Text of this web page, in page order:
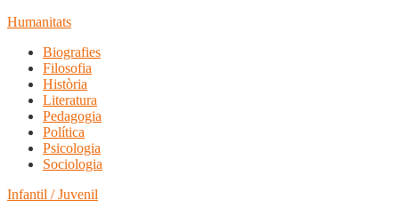
Humanitats
Biografies
Filosofia
Història
Literatura
Pedagogia
Política
Psicologia
Sociologia
Infantil / Juvenil